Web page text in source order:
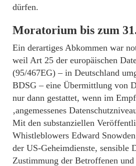
dürfen.
Moratorium bis zum
Ein derartiges Abkommen war
weil Art 25 der europäischen
(95/467EG) – in Deutschland
BDSG – eine Übermittlung von
nur dann gestattet, wenn im
‚angemessenes
Mit den substanziellen
Whistleblowers Edward
der US-Geheimdienste, sensible
Zustimmung der Betroffenen und